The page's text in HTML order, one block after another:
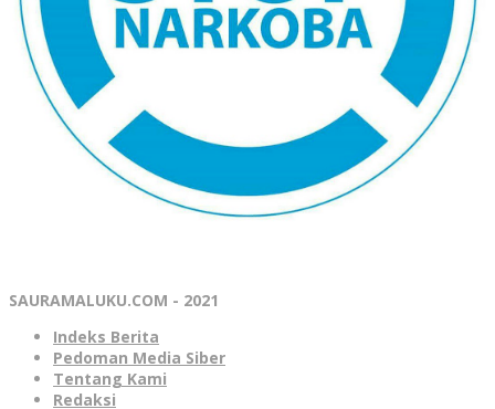
SAURAMALUKU.COM - 2021
Indeks Berita
Pedoman Media Siber
Tentang Kami
Redaksi